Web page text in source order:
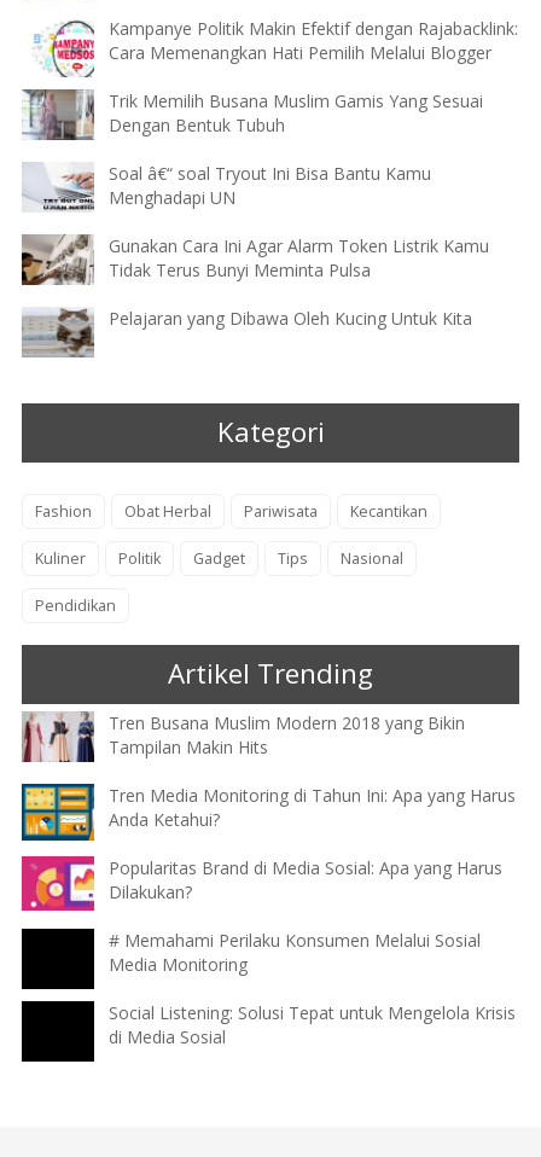
Kampanye Politik Makin Efektif dengan Rajabacklink:
Cara Memenangkan Hati Pemilih Melalui Blogger
Trik Memilih Busana Muslim Gamis Yang Sesuai
Dengan Bentuk Tubuh
Soal â€“ soal Tryout Ini Bisa Bantu Kamu
Menghadapi UN
Gunakan Cara Ini Agar Alarm Token Listrik Kamu
Tidak Terus Bunyi Meminta Pulsa
Pelajaran yang Dibawa Oleh Kucing Untuk Kita
Kategori
Fashion Obat Herbal Pariwisata Kecantikan
Kuliner Politik Gadget Tips Nasional
Pendidikan
Artikel Trending
Tren Busana Muslim Modern 2018 yang Bikin
Tampilan Makin Hits
Tren Media Monitoring di Tahun Ini: Apa yang Harus
Anda Ketahui?
Popularitas Brand di Media Sosial: Apa yang Harus
Dilakukan?
# Memahami Perilaku Konsumen Melalui Sosial
Media Monitoring
Social Listening: Solusi Tepat untuk Mengelola Krisis
di Media Sosial